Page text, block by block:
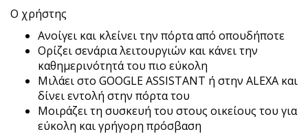
Ο χρήστης
Ανοίγει και κλείνει την πόρτα από οπουδήποτε
Ορίζει σενάρια λειτουργιών και κάνει την
καθημερινότητά του πιο εύκολη
Μιλάει στο GOOGLE ASSISTANT ή στην ALEXA και
δίνει εντολή στην πόρτα του
Μοιράζει τη συσκευή του στους οικείους του για
εύκολη και γρήγορη πρόσβαση